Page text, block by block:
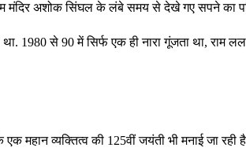
मंदिर अशोक सिंघल के लंबे समय से देखे गए सपने का
1980 से 90 में सिर्फ एक ही नारा गूंजता था,
महान व्यक्तित्व की 125वीं जयंती भी मनाई जा